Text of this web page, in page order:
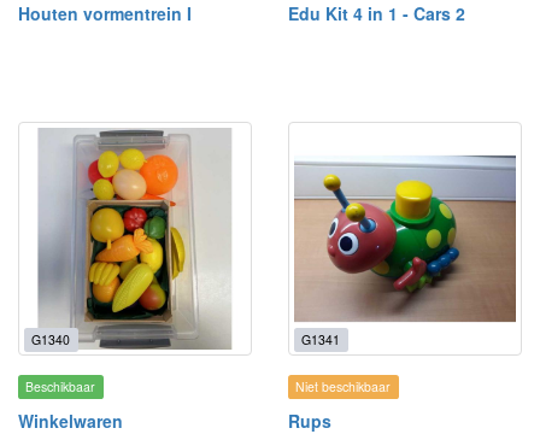
Houten vormentrein I Edu Kit 4 in 1 - Cars 2
G1340
Beschikbaar
Winkelwaren
G1341
Niet beschikbaar
Rups